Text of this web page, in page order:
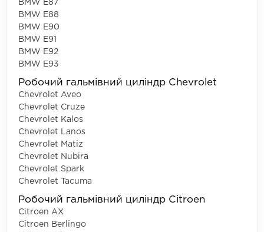
BMW E87
BMW E88
BMW E90
BMW E91
BMW E92
BMW E93
Робочий гальмівний циліндр Chevrolet
Chevrolet Aveo
Chevrolet Cruze
Chevrolet Kalos
Chevrolet Lanos
Chevrolet Matiz
Chevrolet Nubira
Chevrolet Spark
Chevrolet Tacuma
Робочий гальмівний циліндр Citroen
Citroen AX
Citroen Berlingo